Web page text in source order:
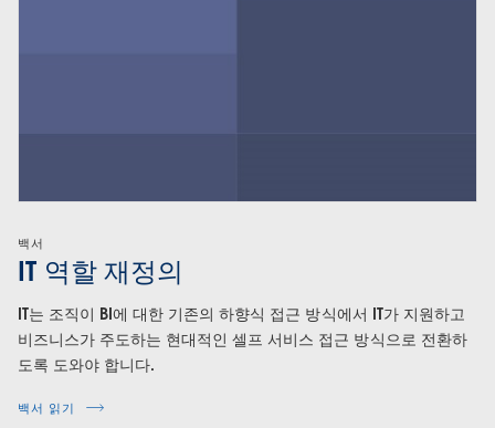
백서
IT 역할 재정의
IT는 조직이 BI에 대한 기존의 하향식 접근 방식에서 IT가 지원하고
비즈니스가 주도하는 현대적인 셀프 서비스 접근 방식으로 전환하
도록 도와야 합니다.
백서 읽기